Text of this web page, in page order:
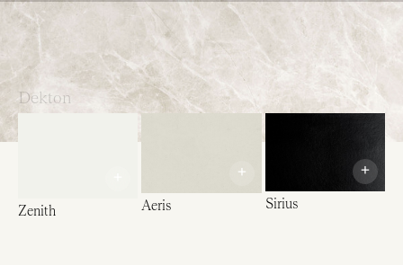
Italiano English Français
Dekton
Zenith
+
Aeris
+
Sirius